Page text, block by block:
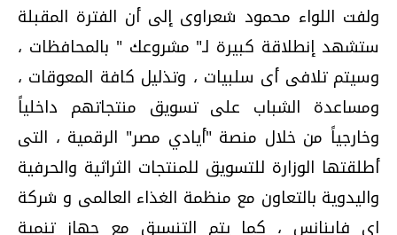
ولفت اللواء محمود شعراوى إلى أن الفترة المقبلة
ستشهد إنطلاقة كبيرة لـ" مشروعك " بالمحافظات ،
وسيتم تلافى أى سلبيات ، وتذليل كافة المعوقات ،
ومساعدة الشباب على تسويق منتجاتهم داخلياً
وخارجياً من خلال منصة "أيادي مصر" الرقمية ، التى
أطلقتها الوزارة للتسويق للمنتجات الثراثية والحرفية
واليدوية بالتعاون مع منظمة الغذاء العالمى و شركة
اى فاينانس ، كما يتم التنسيق مع جهاز تنمية